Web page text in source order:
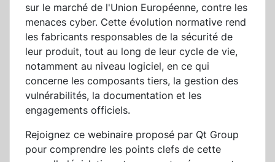
sur le marché de l'Union Européenne, contre les
menaces cyber. Cette évolution normative rend
les fabricants responsables de la sécurité de
leur produit, tout au long de leur cycle de vie,
notamment au niveau logiciel, en ce qui
concerne les composants tiers, la gestion des
vulnérabilités, la documentation et les
engagements officiels.
Rejoignez ce webinaire proposé par Qt Group
pour comprendre les points clefs de cette